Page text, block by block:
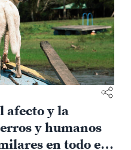
afecto y la
y humanos
en todo el